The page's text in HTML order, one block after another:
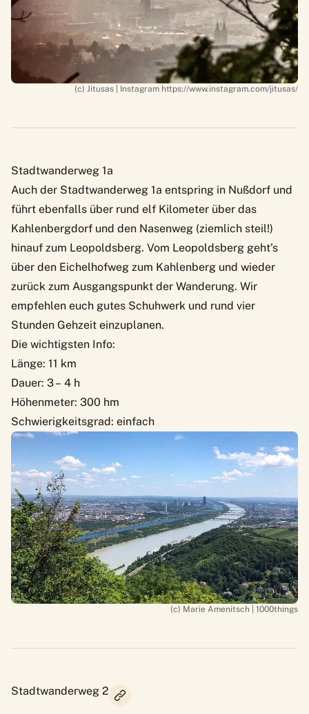
(c) Jitusas | Instagram https://www.instagram.com/jitusas/
Stadtwanderweg 1a
Auch der Stadtwanderweg 1a entspring in Nußdorf und
führt ebenfalls über rund elf Kilometer über das
Kahlenbergdorf und den Nasenweg (ziemlich steil!)
hinauf zum Leopoldsberg. Vom Leopoldsberg geht’s
über den Eichelhofweg zum Kahlenberg und wieder
zurück zum Ausgangspunkt der Wanderung. Wir
empfehlen euch gutes Schuhwerk und rund vier
Stunden Gehzeit einzuplanen.
Die wichtigsten Info:
Länge: 11 km
Dauer: 3 – 4 h
Höhenmeter: 300 hm
Schwierigkeitsgrad: einfach
(c) Marie Amenitsch | 1000things
Stadtwanderweg 2